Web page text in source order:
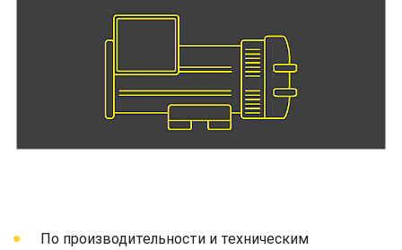
По производительности и техническим